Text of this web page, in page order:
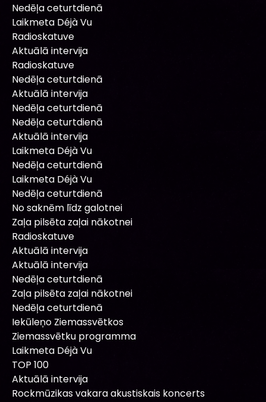
Nedēļa ceturtdienā
Laikmeta Déjà Vu
Radioskatuve
Aktuālā intervija
Radioskatuve
Nedēļa ceturtdienā
Aktuālā intervija
Nedēļa ceturtdienā
Nedēļa ceturtdienā
Aktuālā intervija
Laikmeta Déjà Vu
Nedēļa ceturtdienā
Laikmeta Déjà Vu
Nedēļa ceturtdienā
No saknēm līdz galotnei
Zaļa pilsēta zaļai nākotnei
Radioskatuve
Aktuālā intervija
Aktuālā intervija
Nedēļa ceturtdienā
Zaļa pilsēta zaļai nākotnei
Nedēļa ceturtdienā
Iekūleņo Ziemassvētkos
Ziemassvētku programma
Laikmeta Déjà Vu
TOP 100
Aktuālā intervija
Rockmūzikas vakara akustiskais koncerts